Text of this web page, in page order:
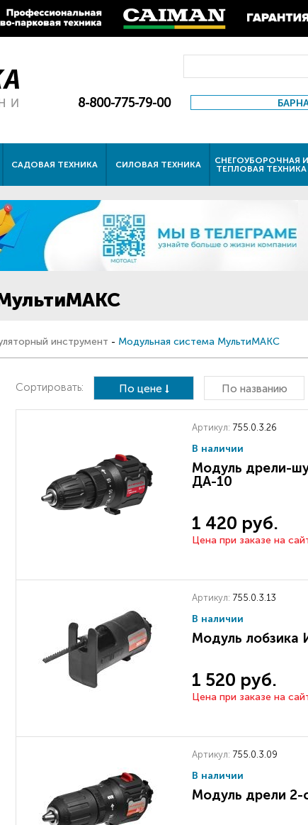
8-800-775-79-00
САДОВАЯ ТЕХНИКА СИЛОВАЯ ТЕХНИКА
СНЕГОУБОРОЧНАЯ И
ТЕПЛОВАЯ ТЕХНИКА
инструмент - Модульная система МультиМАКС
Сортировать: По цене По названию
Артикул: 755.0.3.26
В наличии
Модуль дрели-
ДА-10
1 420 руб.
Цена при заказе на
Артикул: 755.0.3.13
В наличии
Модуль лобзика
1 520 руб.
Цена при заказе на
Артикул: 755.0.3.09
В наличии
Модуль дрели 2-